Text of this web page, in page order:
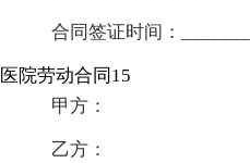
合同签证时间：
医院劳动合同15
甲方：
乙方：